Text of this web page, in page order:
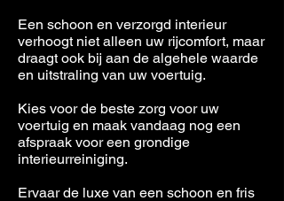
Een schoon en verzorgd interieur
verhoogt niet alleen uw rijcomfort, maar
draagt ook bij aan de algehele waarde
en uitstraling van uw voertuig.
Kies voor de beste zorg voor uw
voertuig en maak vandaag nog een
afspraak voor een grondige
interieurreiniging.
Ervaar de luxe van een schoon en fris